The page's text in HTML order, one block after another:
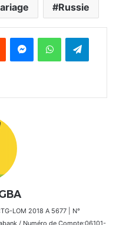
Russie
Reddit MessengerWhatsAppTelegram
LOM 2018 A 5677 | N°
/ Numéro de Compte:06101-